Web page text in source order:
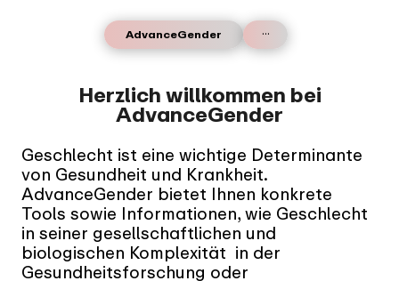
AdvanceGender ...
Herzlich willkommen bei
AdvanceGender
Geschlecht ist eine wichtige Determinante
von Gesundheit und Krankheit.
AdvanceGender bietet Ihnen konkrete
Tools sowie Informationen, wie Geschlecht
in seiner gesellschaftlichen und
biologischen Komplexität in der
Gesundheitsforschung oder